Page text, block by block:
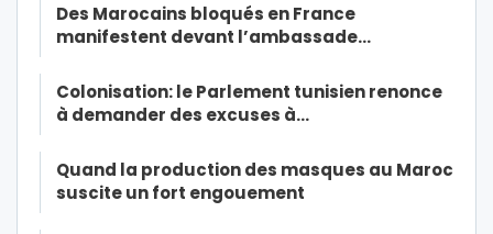
Des Marocains bloqués en France
manifestent devant l’ambassade…
Colonisation: le Parlement tunisien renonce
à demander des excuses à…
Quand la production des masques au Maroc
suscite un fort engouement